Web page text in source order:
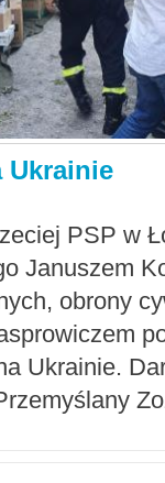
Ukrainie
PSP w
Januszem
obrony
Ukrainie.